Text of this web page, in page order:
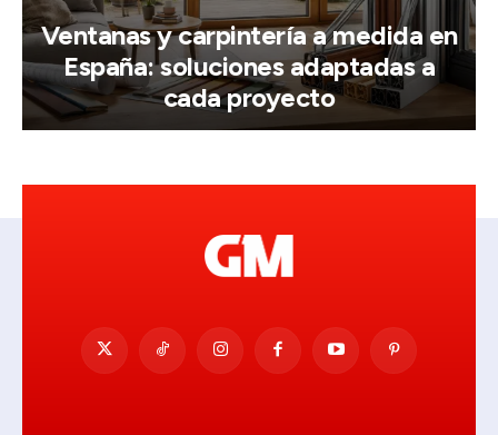
Ventanas y carpintería a medida en
España: soluciones adaptadas a
cada proyecto